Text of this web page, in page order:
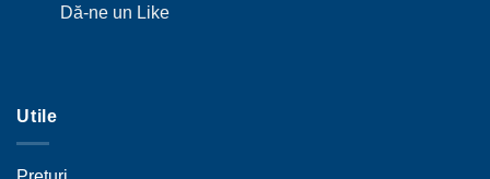
Dă-ne un Like
Utile